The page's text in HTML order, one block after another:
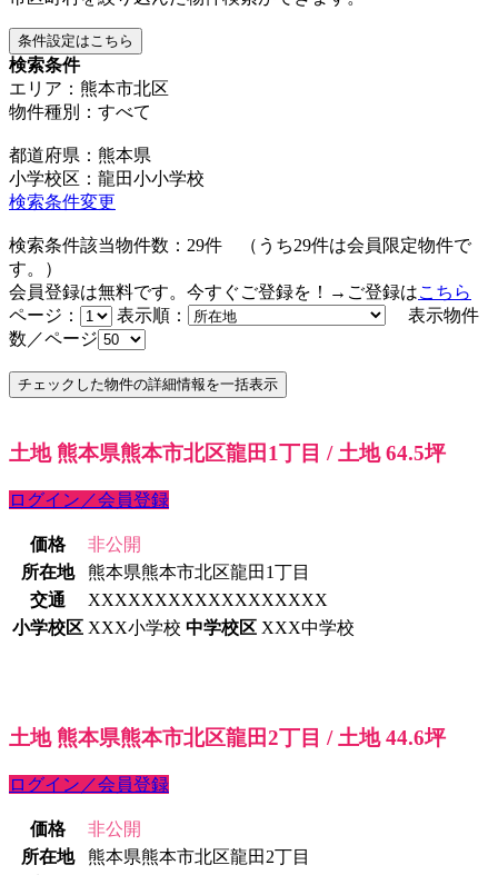
条件設定はこちら
検索条件
エリア：熊本市北区
物件種別：すべて
都道府県：熊本県
小学校区：龍田小小学校
検索条件変更
検索条件該当物件数： 29件 （うち29件は会員限定物件で
す。）
会員登録は無料です。今すぐご登録を！→ご登録はこちら
ページ：
表示順：
表示物件
数／ページ
土地 熊本県熊本市北区龍田1丁目 / 土地 64.5坪
ログイン／会員登録
価格
非公開
所在地
熊本県熊本市北区龍田1丁目
交通
XXXXXXXXXXXXXXXXXX
小学校区 XXX小学校 中学校区 XXX中学校
土地 熊本県熊本市北区龍田2丁目 / 土地 44.6坪
ログイン／会員登録
価格
非公開
所在地
熊本県熊本市北区龍田2丁目